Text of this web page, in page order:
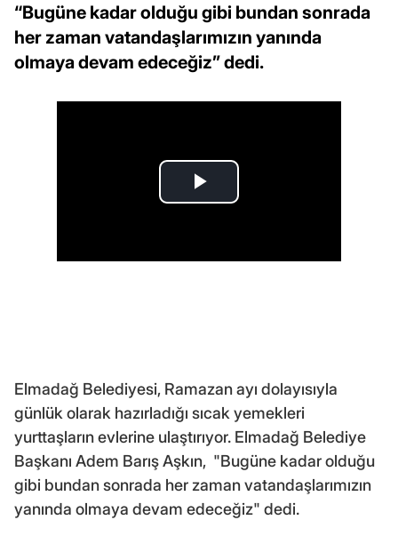
“Bugüne kadar olduğu gibi bundan sonrada
her zaman vatandaşlarımızın yanında
olmaya devam edeceğiz” dedi.
Elmadağ Belediyesi, Ramazan ayı dolayısıyla
günlük olarak hazırladığı sıcak yemekleri
yurttaşların evlerine ulaştırıyor. Elmadağ Belediye
Başkanı Adem Barış Aşkın, "Bugüne kadar olduğu
gibi bundan sonrada her zaman vatandaşlarımızın
yanında olmaya devam edeceğiz" dedi.